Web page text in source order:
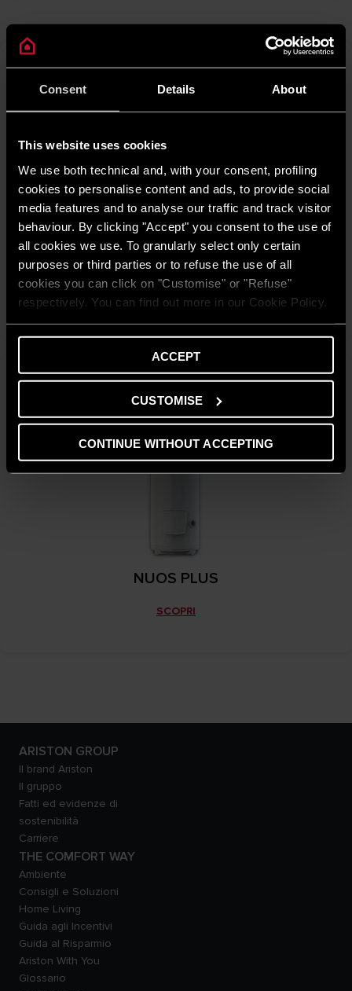
Consent Details About
This website uses cookies
We use both technical and, with your consent, profiling
cookies to personalise content and ads, to provide social
media features and to analyse our traffic and track visitor
behaviour. By clicking "Accept" you consent to the use of
all cookies we use. To granularly select only certain
purposes or third parties or to refuse the use of all
cookies you can click on "Customise" or "Refuse"
respectively. You can find out more in our Cookie Policy.
ACCEPT
CUSTOMISE
CONTINUE WITHOUT ACCEPTING
NUOS EVO A +
SCOPRI
NUOS PLUS
SCOPRI
ARISTON GROUP
Il brand Ariston
Il gruppo
Fatti ed evidenze di
sostenibilità
Carriere
THE COMFORT WAY
Ambiente
Consigli e Soluzioni
Home Living
Guida agli Incentivi
Guida al Risparmio
Ariston With You
Glossario